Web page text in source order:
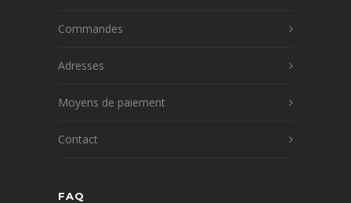
Commandes
Adresses
Moyens de paiement
Contact
FAQ